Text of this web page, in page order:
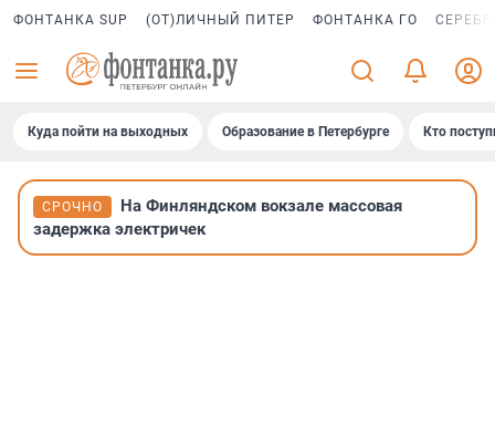
ФОНТАНКА SUP (ОТ)ЛИЧНЫЙ ПИТЕР ФОНТАНКА ГО
Куда пойти на выходных Образование в Петербурге Кто
СРОЧНО
На Финляндском вокзале массовая
задержка электричек